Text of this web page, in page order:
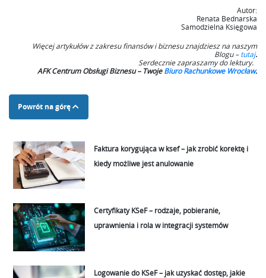
Autor:
Renata Bednarska
Samodzielna Księgowa
Więcej artykułów z zakresu finansów i biznesu znajdziesz na naszym
Blogu –tutaj.
Serdecznie zapraszamy do lektury.
AFK Centrum Obsługi Biznesu – TwojeBiuro Rachunkowe Wrocław.
Powrót na górę
Faktura korygująca w ksef – jak zrobić korektę i
kiedy możliwe jest anulowanie
Certyfikaty KSeF – rodzaje, pobieranie,
uprawnienia i rola w integracji systemów
Logowanie do KSeF – jak uzyskać dostęp, jakie